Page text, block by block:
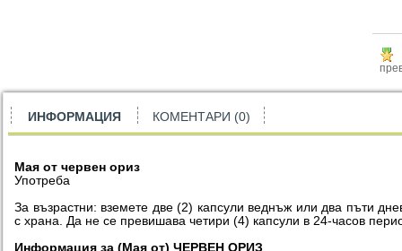
ИНФОРМАЦИЯ КОМЕНТАРИ (0)
Мая от червен ориз
Употреба
За възрастни: вземете две (2) капсули веднъж или два пъти
с храна. Да не се превишава четири (4) капсули в 24-часов
Информация за (Мая от) ЧЕРВЕН ОРИЗ